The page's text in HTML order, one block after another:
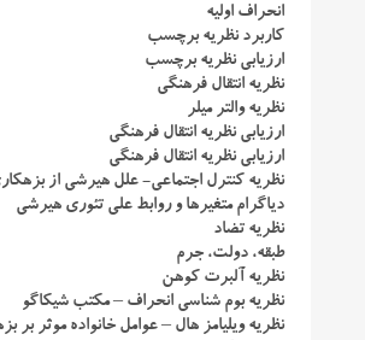
انحراف اولیه
کاربرد نظریه برچسب
ارزیابی نظریه برچسب
نظریه انتقال فرهنگی
نظریه والتر میلر
ارزیابی نظریه انتقال فرهنگی
ارزیابی نظریه انتقال فرهنگی
نظریه کنترل اجتماعی- علل هیرشی از
دیاگرام متغیرها و روابط علی تئوری هیرشی
نظریه تضاد
طبقه، دولت، جرم
نظریه آلبرت کوهن
نظریه بوم شناسی انحراف – مکتب شیکاگو
نظریه ویلیامز هال – عوامل خانواده موثر بر